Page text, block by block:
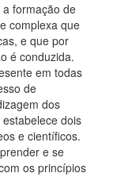
formação de
complexa que
e que por
é conduzida.
em todas
de
dos
dois
e científicos.
e se
os princípios